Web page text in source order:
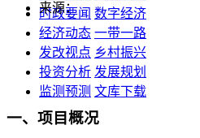
时政要闻 数字经济
经济动态 一带一路
发改视点 乡村振兴
投资分析 发展规划
监测预测 文库下载
来源：
一、项目概况